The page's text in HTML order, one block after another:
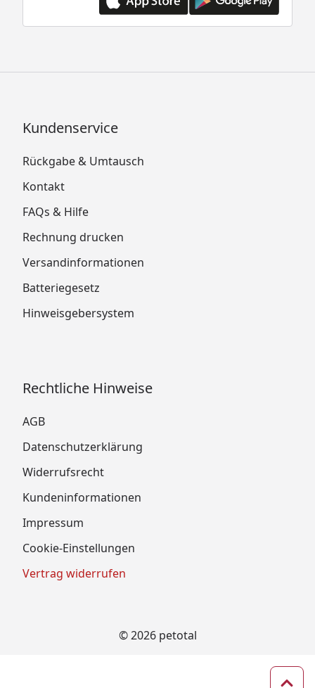
Kundenservice
Rückgabe & Umtausch
Kontakt
FAQs & Hilfe
Rechnung drucken
Versandinformationen
Batteriegesetz
Hinweisgebersystem
Rechtliche Hinweise
AGB
Datenschutzerklärung
Widerrufsrecht
Kundeninformationen
Impressum
Cookie-Einstellungen
Vertrag widerrufen
© 2026 petotal